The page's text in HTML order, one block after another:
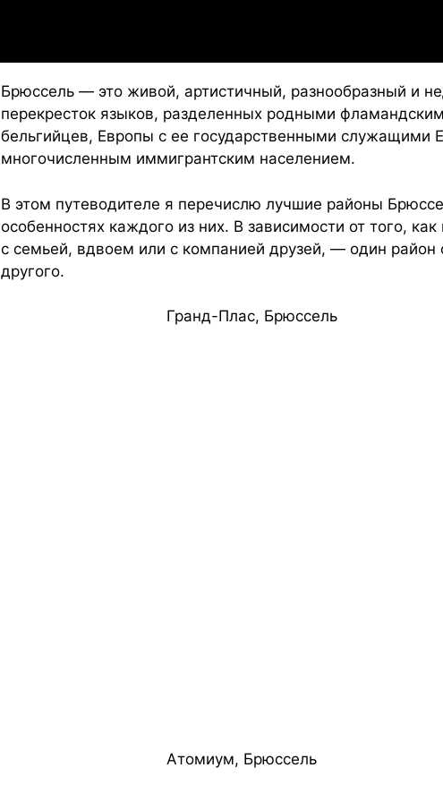
Брюссель — это живой, артистичный, разнообразный и
перекресток языков, разделенных родными
бельгийцев, Европы с ее государственными служащими
многочисленным иммигрантским населением.
В этом путеводителе я перечислю лучшие районы
особенностях каждого из них. В зависимости от того,
с семьей, вдвоем или с компанией друзей, — один район
другого.
Гранд-Плас, Брюссель
Атомиум, Брюссель